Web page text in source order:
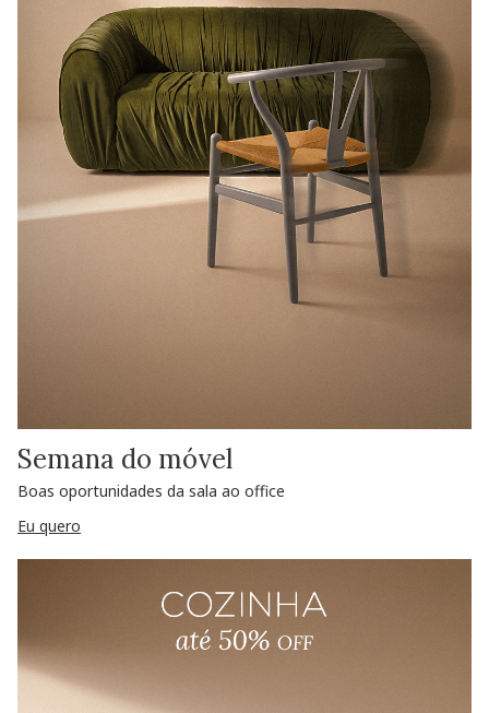
Semana do móvel
Boas oportunidades da sala ao office
Eu quero